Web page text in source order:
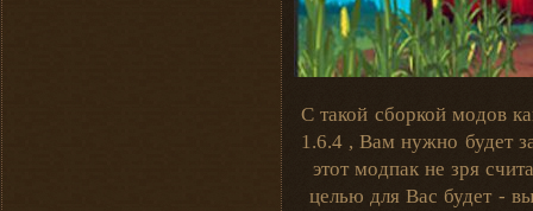
С такой сборкой модов
1.6.4 , Вам нужно будет
этот модпак не зря
целью для Вас будет -